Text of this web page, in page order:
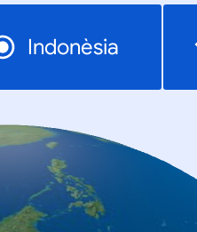
Indonèsia